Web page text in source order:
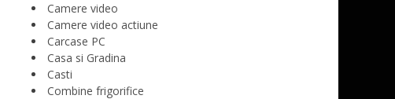
Camere video
Camere video actiune
Carcase PC
Casa si Gradina
Casti
Combine frigorifice